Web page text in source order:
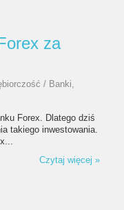
za
/ Banki,
Forex. Dlatego dziś
takiego inwestowania.
Czytaj więcej »